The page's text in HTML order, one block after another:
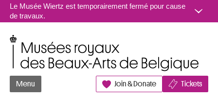
Aller au contenu
Le Musée Wiertz est temporairement fermé pour cause
de travaux.
Menu Join & Donate Tickets